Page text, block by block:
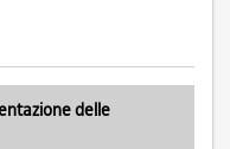
delle